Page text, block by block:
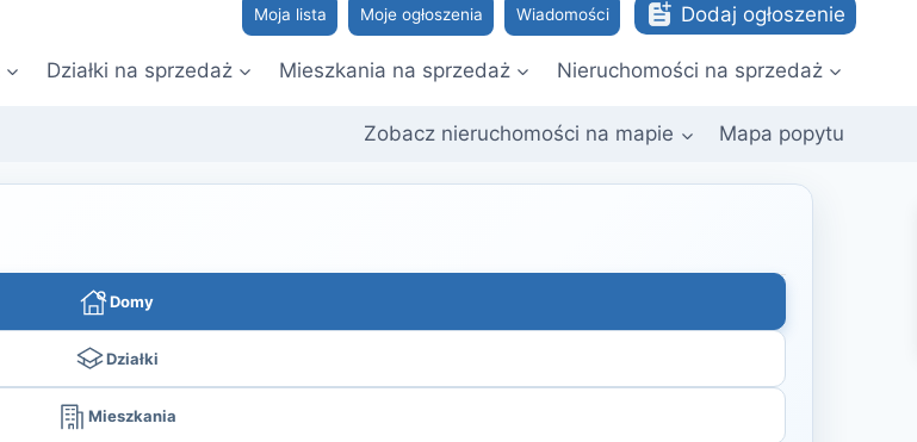
Moja lista Moje ogłoszenia Wiadomości Dodaj ogłoszenie
Działki na sprzedaż Mieszkania na sprzedaż Nieruchomości na sprzedaż
Zobacz nieruchomości na mapie Mapa popytu
Domy
Działki
Mieszkania